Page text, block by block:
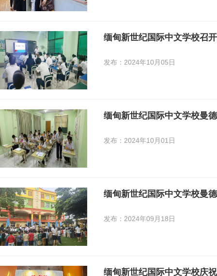
缅甸新世纪国际中文学校召
发布：2024年10月05日
发布：2024年10月01日
缅甸新世纪国际中文学校曼
发布：2024年09月18日
缅甸新世纪国际中文学校庆